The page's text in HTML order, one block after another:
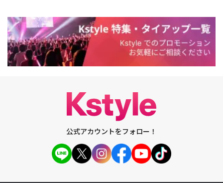
公式アカウントをフォロー！